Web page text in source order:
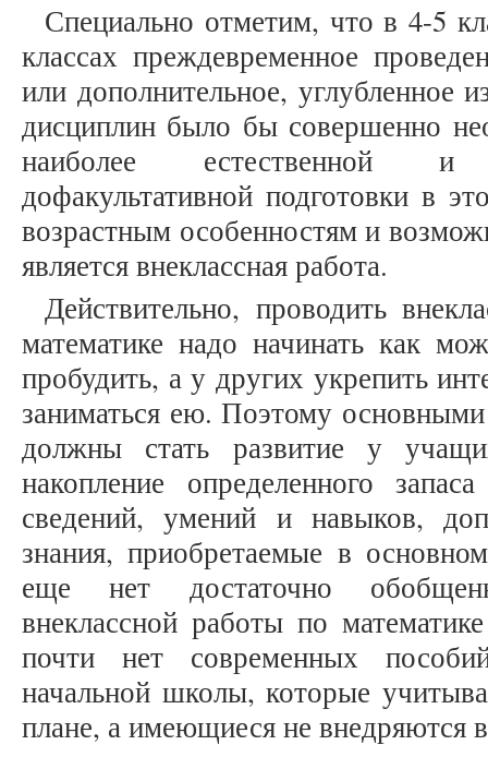
Специально отметим, что в 4-5
классах преждевременное
или дополнительное, углубленное
дисциплин было бы совершенно
наиболее естественной
дофакультативной подготовки в
возрастным особенностям и
является внеклассная работа.
Действительно, проводить
математике надо начинать как
пробудить, а у других укрепить
заниматься ею. Поэтому
должны стать развитие у
накопление определенного
сведений, умений и навыков,
знания, приобретаемые в
еще нет достаточно
внеклассной работы по
почти нет современных
начальной школы, которые
плане, а имеющиеся не